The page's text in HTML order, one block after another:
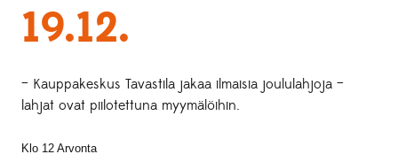
19.12.
– Kauppakeskus Tavastila jakaa ilmaisia joululahjoja –
lahjat ovat piilotettuna myymälöihin.
Klo 12 Arvonta